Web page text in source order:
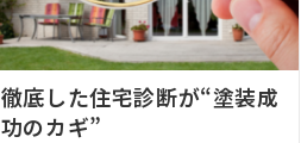
徹底した住宅診断が“塗装成
功のカギ”